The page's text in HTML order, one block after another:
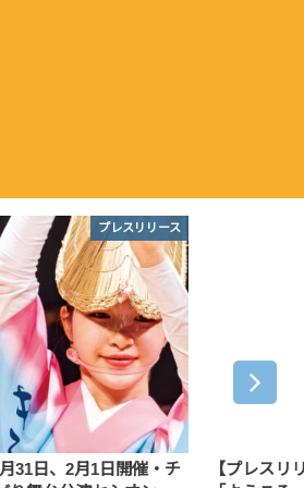
プレスリリース
31日、2月1日開催・チ
【プレスリ